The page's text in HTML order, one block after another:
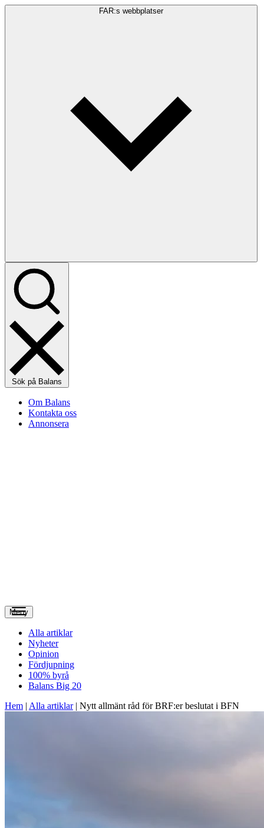
FAR:s webbplatser
Sök på Balans
Om Balans
Kontakta oss
Annonsera
Meny
Alla artiklar
Nyheter
Opinion
Fördjupning
100% byrå
Balans Big 20
Hem | Alla artiklar| Nytt allmänt råd för BRF:er beslutat i BFN